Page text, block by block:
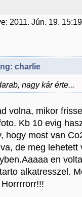
2011. Jún. 19.
charlie
nagy kár érte...
volna, mikor
Kb 10 evig
hogy most van
de meg
en
alkatresszel.